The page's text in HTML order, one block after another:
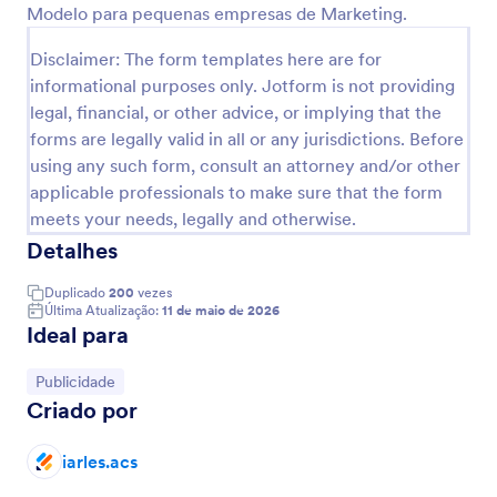
Modelo para pequenas empresas de Marketing.
Disclaimer: The form templates here are for
informational purposes only. Jotform is not providing
legal, financial, or other advice, or implying that the
forms are legally valid in all or any jurisdictions. Before
using any such form, consult an attorney and/or other
applicable professionals to make sure that the form
meets your needs, legally and otherwise.
Detalhes
Duplicado 200 vezes
Última Atualização: 11 de maio de 2026
Ideal para
Ir para Categoria:
Publicidade
Criado por
iarles.acs
Visualizar